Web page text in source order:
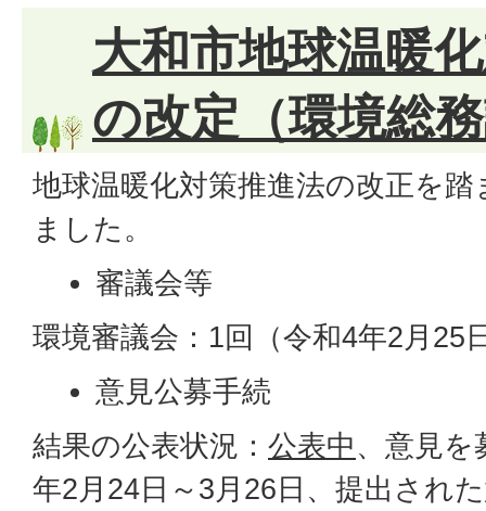
大和市地球温暖
の改定（環境総
地球温暖化対策推進法の改正を
ました。
審議会等
環境審議会：1回（令和4年2月25
意見公募手続
結果の公表状況： 公表中、意見を
年2月24日～3月26日、提出され